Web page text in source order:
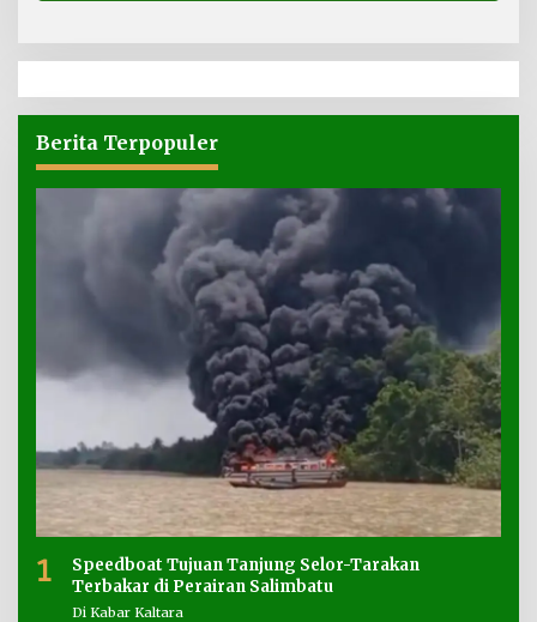
Berita Terpopuler
1
Speedboat Tujuan Tanjung Selor-Tarakan
Terbakar di Perairan Salimbatu
Di Kabar Kaltara